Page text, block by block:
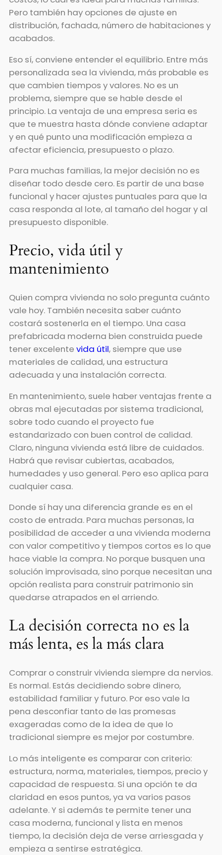
Pero también hay opciones de ajuste en
distribución, fachada, número de habitaciones y
acabados.
Eso sí, conviene entender el equilibrio. Entre más
personalizada sea la vivienda, más probable es
que cambien tiempos y valores. No es un
problema, siempre que se hable desde el
principio. La ventaja de una empresa seria es
que te muestra hasta dónde conviene adaptar
y en qué punto una modificación empieza a
afectar eficiencia, presupuesto o plazo.
Para muchas familias, la mejor decisión no es
diseñar todo desde cero. Es partir de una base
funcional y hacer ajustes puntuales para que la
casa responda al lote, al tamaño del hogar y al
presupuesto disponible.
Precio, vida útil y
mantenimiento
Quien compra vivienda no solo pregunta cuánto
vale hoy. También necesita saber cuánto
costará sostenerla en el tiempo. Una casa
prefabricada moderna bien construida puede
tener excelente vida útil, siempre que use
materiales de calidad, una estructura
adecuada y una instalación correcta.
En mantenimiento, suele haber ventajas frente a
obras mal ejecutadas por sistema tradicional,
sobre todo cuando el proyecto fue
estandarizado con buen control de calidad.
Claro, ninguna vivienda está libre de cuidados.
Habrá que revisar cubiertas, acabados,
humedades y uso general. Pero eso aplica para
cualquier casa.
Donde sí hay una diferencia grande es en el
costo de entrada. Para muchas personas, la
posibilidad de acceder a una vivienda moderna
con valor competitivo y tiempos cortos es lo que
hace viable la compra. No porque busquen una
solución improvisada, sino porque necesitan una
opción realista para construir patrimonio sin
quedarse atrapados en el arriendo.
La decisión correcta no es la
más lenta, es la más clara
Comprar o construir vivienda siempre da nervios.
Es normal. Estás decidiendo sobre dinero,
estabilidad familiar y futuro. Por eso vale la
pena desconfiar tanto de las promesas
exageradas como de la idea de que lo
tradicional siempre es mejor por costumbre.
Lo más inteligente es comparar con criterio:
estructura, norma, materiales, tiempos, precio y
capacidad de respuesta. Si una opción te da
claridad en esos puntos, ya va varios pasos
adelante. Y si además te permite tener una
casa moderna, funcional y lista en menos
tiempo, la decisión deja de verse arriesgada y
empieza a sentirse estratégica.